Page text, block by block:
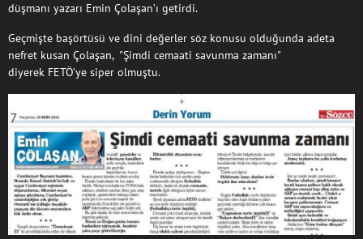
düşmanı yazarı Emin Çolaşan’ı getirdi.
Geçmişte başörtüsü ve dini değerler söz konusu olduğunda adeta
nefret kusan Çolaşan, "Şimdi cemaati savunma zamanı"
diyerek FETÖ’ye siper olmuştu.